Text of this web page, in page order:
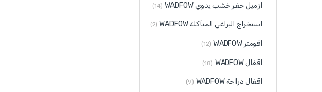
ازميل حفر خشب يدوي WADFOW (14)
استخراج البراغي المتآكلة WADFOW (2)
افومتر WADFOW (12)
اقفال WADFOW (18)
اقفال دراجة WADFOW (9)